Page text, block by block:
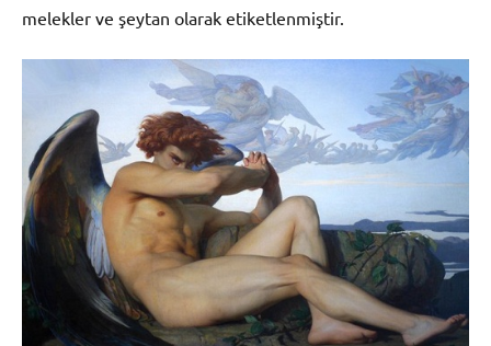
melekler ve şeytan olarak etiketlenmiştir.